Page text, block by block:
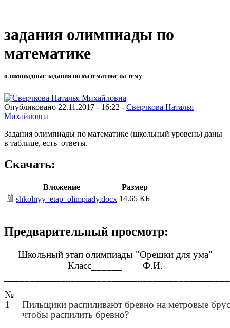
задания олимпиады по
математике
олимпиадные задания по математике на тему
Опубликовано 22.11.2017 - 16:22 - Сверчкова Наталья
Михайловна
Задания олимпиады по математике (школьный уровень) даны
в таблице, есть ответы.
Скачать:
Вложение
Размер
shkolnyy_etap_olimpiady.docx 14.65 КБ
Предварительный просмотр:
Школьный этап олимпиады "Орешки для ума"
Класс______ Ф.И.
№
1
Пильщики распиливают бревно на метровые
чтобы распилить бревно?